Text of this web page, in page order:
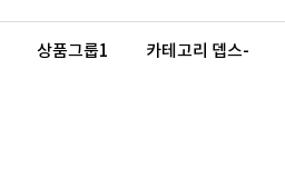
상품그룹1 카테고리 뎁스-